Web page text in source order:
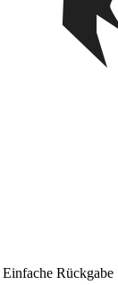
Einfache Rückgabe